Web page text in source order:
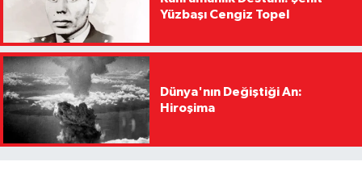
Yüzbaşı Cengiz Topel
Dünya'nın Değiştiği An:
Hiroşima